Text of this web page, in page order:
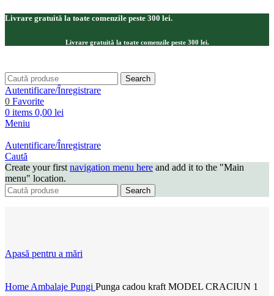
Livrare gratuită la toate comenzile peste 300 lei.
Livrare gratuită la toate comenzile peste 300 lei.
Search
Autentificare/Înregistrare
0 Favorite
0 items 0,00 lei
Meniu
Autentificare/Înregistrare
Caută
Create your first navigation menu here and add it to the "Main
menu" location.
Search
Apasă pentru a mări
Home Ambalaje Pungi Punga cadou kraft MODEL CRACIUN 1